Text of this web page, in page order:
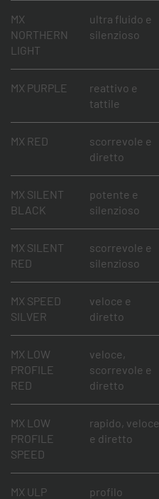
MX
NORTHERN
LIGHT
ultra fluido e
silenzioso
MX PURPLE
reattivo e
tattile
MX RED
scorrevole e
diretto
MX SILENT
BLACK
potente e
silenzioso
MX SILENT
RED
scorrevole e
silenzioso
MX SPEED
SILVER
veloce e
diretto
MX LOW
PROFILE
RED
veloce,
scorrevole e
diretto
MX LOW
PROFILE
SPEED
rapido, veloce
e diretto
MX ULP
profilo